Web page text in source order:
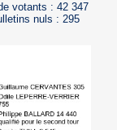
votants : 42 347
nuls : 295